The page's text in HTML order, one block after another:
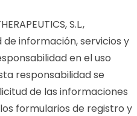
S.L.,
información, servicios y
en el uso
responsabilidad se
de las informaciones
formularios de registro y